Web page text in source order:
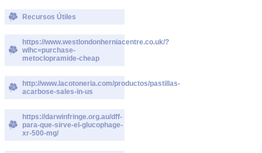
Recursos Útiles
https://www.westlondonherniacentre.co.uk/?
wlhc=purchase-
metoclopramide-cheap
http://www.lacotoneria.com/productos/pastillas-
acarbose-sales-in-us
https://darwinfringe.org.au/dff-
para-que-sirve-el-glucophage-
xr-500-mg/